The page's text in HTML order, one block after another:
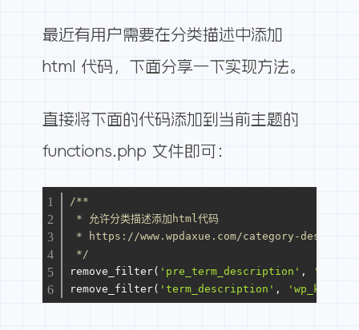
最近有用户需要在分类描述中添加
html 代码，下面分享一下实现方法。
直接将下面的代码添加到当前主题的
functions.php 文件即可：
/**
* 允许分类描述添加html代码
* https://www.wpdaxue.com/category-
*/
remove_filter( 'pre_term_description' ,
remove_filter( 'term_description' ,